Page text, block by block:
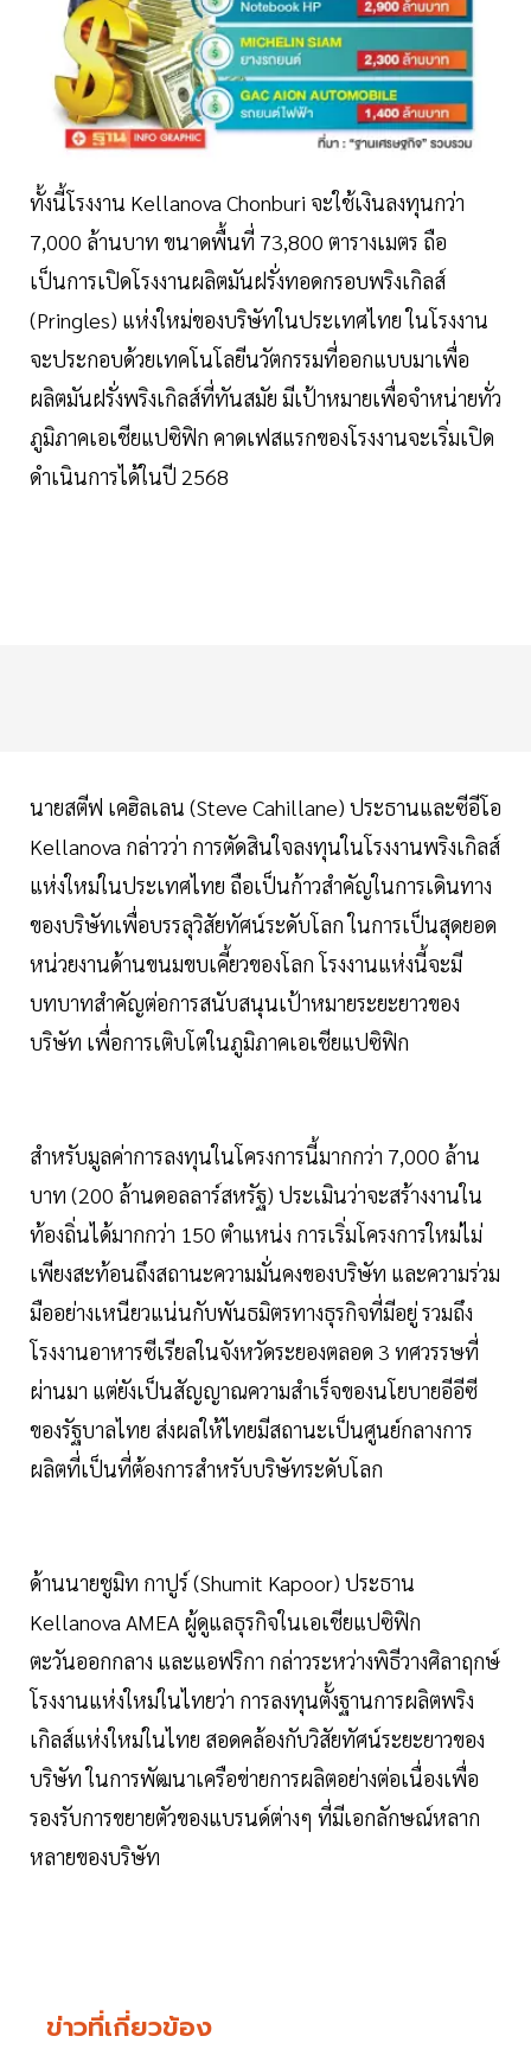
ทั้งนี้โรงงาน Kellanova Chonburi จะใช้เงินลงทุนกว่า
7,000 ล้านบาท ขนาดพื้นที่ 73,800 ตารางเมตร ถือ
เป็นการเปิดโรงงานผลิตมันฝรั่งทอดกรอบพริงเกิลส์
(Pringles) แห่งใหม่ของบริษัทในประเทศไทย ในโรงงาน
จะประกอบด้วยเทคโนโลยีนวัตกรรมที่ออกแบบมาเพื่อ
ผลิตมันฝรั่งพริงเกิลส์ที่ทันสมัย มีเป้าหมายเพื่อจำหน่ายทั่ว
ภูมิภาคเอเชียแปซิฟิก คาดเฟสแรกของโรงงานจะเริ่มเปิด
ดำเนินการได้ในปี 2568
นายสตีฟ เคฮิลเลน (Steve Cahillane) ประธานและซีอีโอ
Kellanova กล่าวว่า การตัดสินใจลงทุนในโรงงานพริงเกิลส์
แห่งใหม่ในประเทศไทย ถือเป็นก้าวสำคัญในการเดินทาง
ของบริษัทเพื่อบรรลุวิสัยทัศน์ระดับโลก ในการเป็นสุดยอด
หน่วยงานด้านขนมขบเคี้ยวของโลก โรงงานแห่งนี้จะมี
บทบาทสำคัญต่อการสนับสนุนเป้าหมายระยะยาวของ
บริษัท เพื่อการเติบโตในภูมิภาคเอเชียแปซิฟิก
สำหรับมูลค่าการลงทุนในโครงการนี้มากกว่า 7,000 ล้าน
บาท (200 ล้านดอลลาร์สหรัฐ) ประเมินว่าจะสร้างงานใน
ท้องถิ่นได้มากกว่า 150 ตำแหน่ง การเริ่มโครงการใหม่ไม่
เพียงสะท้อนถึงสถานะความมั่นคงของบริษัท และความร่วม
มืออย่างเหนียวแน่นกับพันธมิตรทางธุรกิจที่มีอยู่ รวมถึง
โรงงานอาหารซีเรียลในจังหวัดระยองตลอด 3 ทศวรรษที่
ผ่านมา แต่ยังเป็นสัญญาณความสำเร็จของนโยบายอีอีซี
ของรัฐบาลไทย ส่งผลให้ไทยมีสถานะเป็นศูนย์กลางการ
ผลิตที่เป็นที่ต้องการสำหรับบริษัทระดับโลก
ด้านนายชูมิท กาปูร์ (Shumit Kapoor) ประธาน
Kellanova AMEA ผู้ดูแลธุรกิจในเอเชียแปซิฟิก
ตะวันออกกลาง และแอฟริกา กล่าวระหว่างพิธีวางศิลาฤกษ์
โรงงานแห่งใหม่ในไทยว่า การลงทุนตั้งฐานการผลิตพริง
เกิลส์แห่งใหม่ในไทย สอดคล้องกับวิสัยทัศน์ระยะยาวของ
บริษัท ในการพัฒนาเครือข่ายการผลิตอย่างต่อเนื่องเพื่อ
รองรับการขยายตัวของแบรนด์ต่างๆ ที่มีเอกลักษณ์หลาก
หลายของบริษัท
ข่าวที่เกี่ยวข้อง